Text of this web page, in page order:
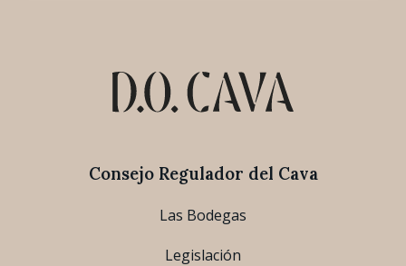
Consejo Regulador del Cava
Las Bodegas
Legislación